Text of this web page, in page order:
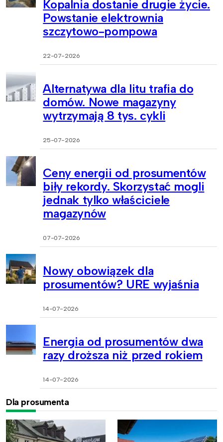
Kopalnia dostanie drugie życie.
Powstanie elektrownia
szczytowo-pompowa
22-07-2026
Alternatywa dla litu trafia do
domów. Nowe magazyny
wytrzymają 8 tys. cykli
25-07-2026
Ceny energii od prosumentów
biły rekordy. Skorzystać mogli
jednak tylko właściciele
magazynów
07-07-2026
Nowy obowiązek dla
prosumentów? URE wyjaśnia
14-07-2026
Energia od prosumentów dwa
razy droższa niż przed rokiem
14-07-2026
Dla prosumenta